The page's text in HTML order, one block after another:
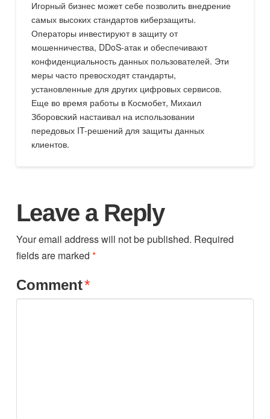
Игорный бизнес может себе позволить внедрение
самых высоких стандартов киберзащиты.
Операторы инвестируют в защиту от
мошенничества, DDoS-атак и обеспечивают
конфиденциальность данных пользователей. Эти
меры часто превосходят стандарты,
установленные для других цифровых сервисов.
Еще во время работы в Космобет, Михаил
Зборовский настаивал на использовании
передовых IT-решений для защиты данных
клиентов.
Leave a Reply
Your email address will not be published. Required
fields are marked *
Comment*